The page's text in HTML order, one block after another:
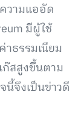
วามแออัด
มีผู้ใช้
ธรรมเนียม
ก๊สสูงขึ้นตาม
นี้จึงเป็นข่าวดี